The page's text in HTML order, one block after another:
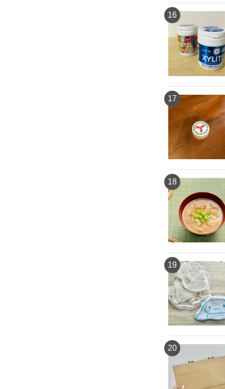
16
17
18
19
20